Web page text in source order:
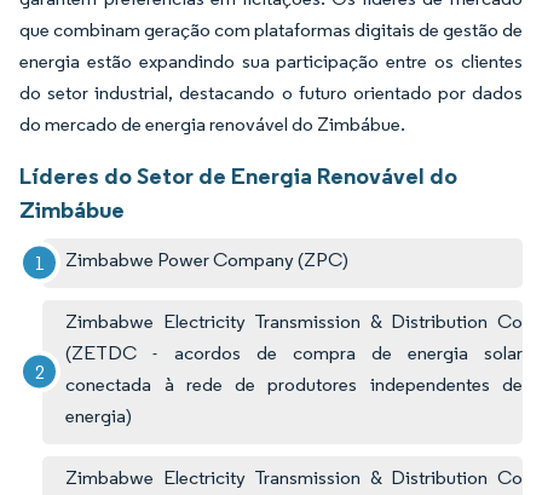
que combinam geração com plataformas digitais de gestão de
energia estão expandindo sua participação entre os clientes
do setor industrial, destacando o futuro orientado por dados
do mercado de energia renovável do Zimbábue.
Líderes do Setor de Energia Renovável do
Zimbábue
Zimbabwe Power Company (ZPC)
Zimbabwe Electricity Transmission & Distribution Co
(ZETDC - acordos de compra de energia solar
conectada à rede de produtores independentes de
energia)
Zimbabwe Electricity Transmission & Distribution Co